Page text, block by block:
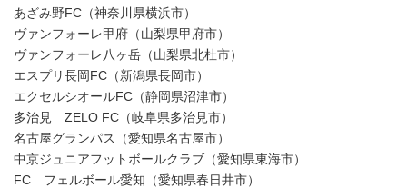
あざみ野FC（神奈川県横浜市）
ヴァンフォーレ甲府（山梨県甲府市）
ヴァンフォーレ八ヶ岳（山梨県北杜市）
エスプリ長岡FC（新潟県長岡市）
エクセルシオールFC（静岡県沼津市）
多治見 ZELO FC（岐阜県多治見市）
名古屋グランパス（愛知県名古屋市）
中京ジュニアフットボールクラブ（愛知県東海市）
FC フェルボール愛知（愛知県春日井市）